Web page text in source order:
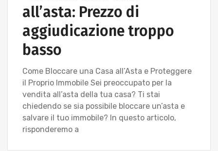
all’asta: Prezzo di
aggiudicazione troppo
basso
Come Bloccare una Casa all’Asta e Proteggere
il Proprio Immobile Sei preoccupato per la
vendita all’asta della tua casa? Ti stai
chiedendo se sia possibile bloccare un’asta e
salvare il tuo immobile? In questo articolo,
risponderemo a